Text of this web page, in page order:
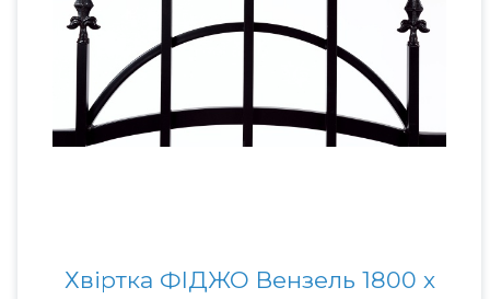
Хвіртка ФІДЖО Вензель 1800 х